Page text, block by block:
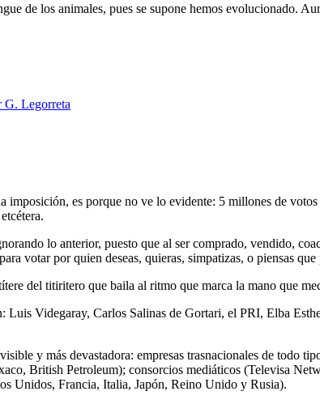
de los animales, pues se supone hemos evolucionado.
G. Legorreta
es porque no ve lo evidente: 5 millones de
lo anterior, puesto que al ser comprado, vendido,
votar por quien deseas, quieras, simpatizas, o piensas
del titiritero que baila al ritmo que marca la mano que
Luis Videgaray, Carlos Salinas de Gortari, el PRI, Elba
y más devastadora: empresas trasnacionales de
British Petroleum); consorcios mediáticos (Televisa
Unidos, Francia, Italia, Japón, Reino Unido y Rusia).